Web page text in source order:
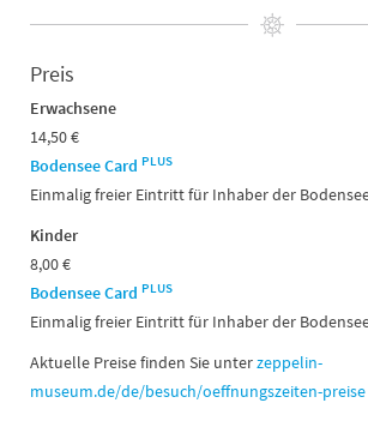
Preis
Erwachsene
14,50 €
Bodensee Card PLUS
Einmalig freier Eintritt für Inhaber der
Kinder
8,00 €
Bodensee Card PLUS
Einmalig freier Eintritt für Inhaber der
Aktuelle Preise finden Sie unterzeppelin-
museum.de/de/besuch/oeffnungszeiten-preise